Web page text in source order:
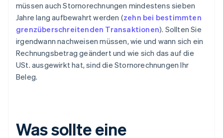
müssen auch Stornorechnungen mindestens sieben
Jahre lang aufbewahrt werden (zehn bei bestimmten
grenzüberschreitenden Transaktionen). Sollten Sie
irgendwann nachweisen müssen, wie und wann sich ein
Rechnungsbetrag geändert und wie sich das auf die
USt. ausgewirkt hat, sind die Stornorechnungen Ihr
Beleg.
Was sollte eine